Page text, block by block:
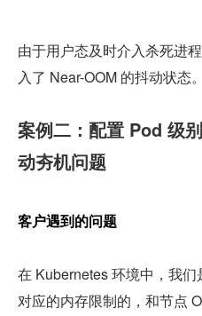
由于用户态及时介入杀死进
入了 Near-OOM 的抖动状态。
案例二：配置 Pod 级
动夯机问题
客户遇到的问题
在 Kubernetes 环境中，我
对应的内存限制的，和节点